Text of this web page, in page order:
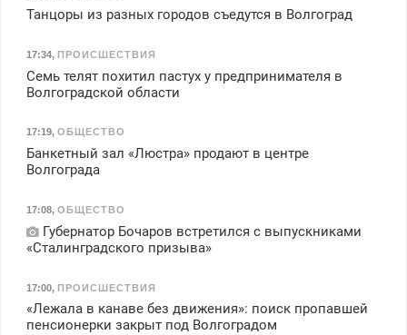
Танцоры из разных городов съедутся в Волгоград
17:34, ПРОИСШЕСТВИЯ
Семь телят похитил пастух у предпринимателя в
Волгоградской области
17:19, ОБЩЕСТВО
Банкетный зал «Люстра» продают в центре
Волгограда
17:08, ОБЩЕСТВО
Губернатор Бочаров встретился с выпускниками
«Сталинградского призыва»
17:00, ПРОИСШЕСТВИЯ
«Лежала в канаве без движения»: поиск пропавшей
пенсионерки закрыт под Волгоградом